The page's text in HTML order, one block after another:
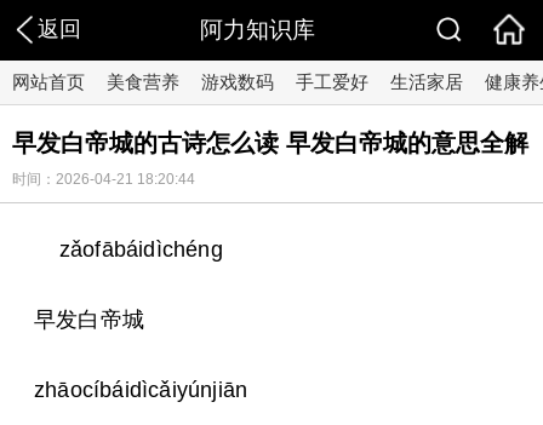
返回 阿力知识库
网站首页 美食营养 游戏数码 手工爱好 生活家居 健康养
早发白帝城的古诗怎么读 早发白帝城的意思全解
时间：2026-04-21 18:20:44
zǎofābáidìchéng
早发白帝城
zhāocíbáidìcǎiyúnjiān